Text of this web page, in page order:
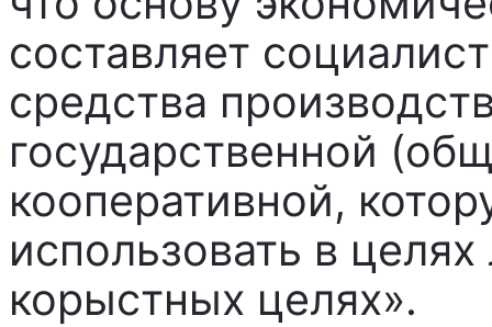
составляет
средства
государственной
кооперативной,
использовать в
корыстных целях».